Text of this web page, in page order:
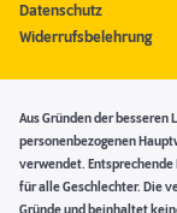
Datenschutz
Widerrufsbelehrung
Aus Gründen der besseren
personenbezogenen
verwendet.
für alle Geschlechter. Die